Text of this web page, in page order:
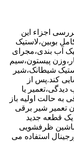
اجزاء این
بوبین،لاستیک
آب بندی،مجرای
پیستون،سیم
شیطانک،شیر
کند.پس از
یا
حالت اولیه باز
تعمیر شیر برقی
یک قطعه جدید
ماشین ظرفشویی
استفاده می